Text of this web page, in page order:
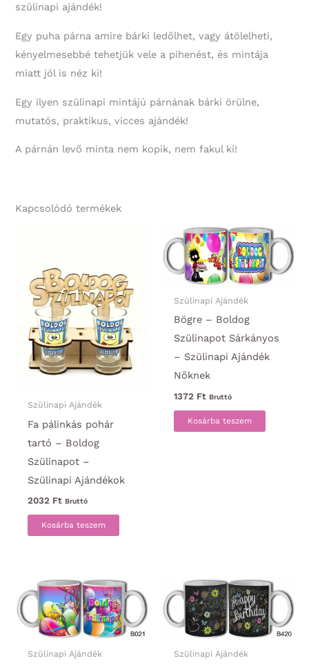
szülinapi ajándék!
Egy puha párna amire bárki ledőlhet, vagy átölelheti,
kényelmesebbé tehetjük vele a pihenést, és mintája
miatt jól is néz ki!
Egy ilyen szülinapi mintájú párnának bárki örülne,
mutatós, praktikus, vicces ajándék!
A párnán levő minta nem kopik, nem fakul ki!
Kapcsolódó termékek
Szülinapi Ajándék
Fa pálinkás pohár
tartó – Boldog
Szülinapot –
Szülinapi Ajándékok
2032 Ft Bruttó
Kosárba teszem
Szülinapi Ajándék
Bögre – Boldog
Szülinapot Sárkányos
– Szülinapi Ajándék
Nőknek
1372 Ft Bruttó
Kosárba teszem
Szülinapi Ajándék Szülinapi Ajándék